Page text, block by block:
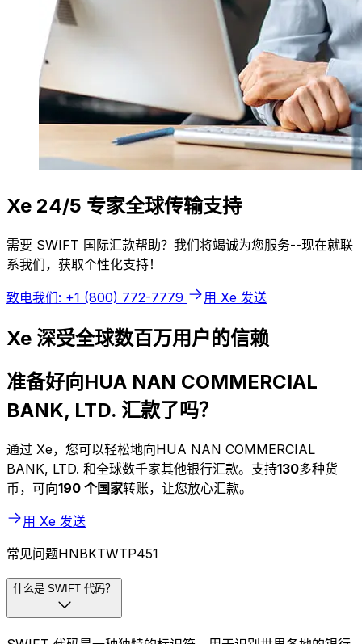
Xe 24/5 专家全球传输支持
需要 SWIFT 国际汇款帮助？我们将竭诚为您服务--现在就联
系我们，获取个性化支持！
致电我们: +1 (800) 772-7779 用 Xe 发送
Xe 深受全球数百万用户的信赖
准备好向HUA NAN COMMERCIAL
BANK, LTD. 汇款了吗？
通过 Xe，您可以轻松地向HUA NAN COMMERCIAL
BANK, LTD. 和全球数千家其他银行汇款。支持130多种货
币，可向190 个国家转账，让您放心汇款。
用 Xe 发送
常见问题HNBKTWTP451
什么是 SWIFT 代码？